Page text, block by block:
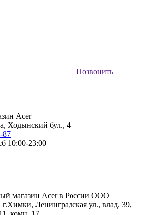
Позвонить
Acer
, Ходынский бул., 4
87
10:00-23:00
магазин Acer в России ООО
Ленинградская ул., влад. 39,